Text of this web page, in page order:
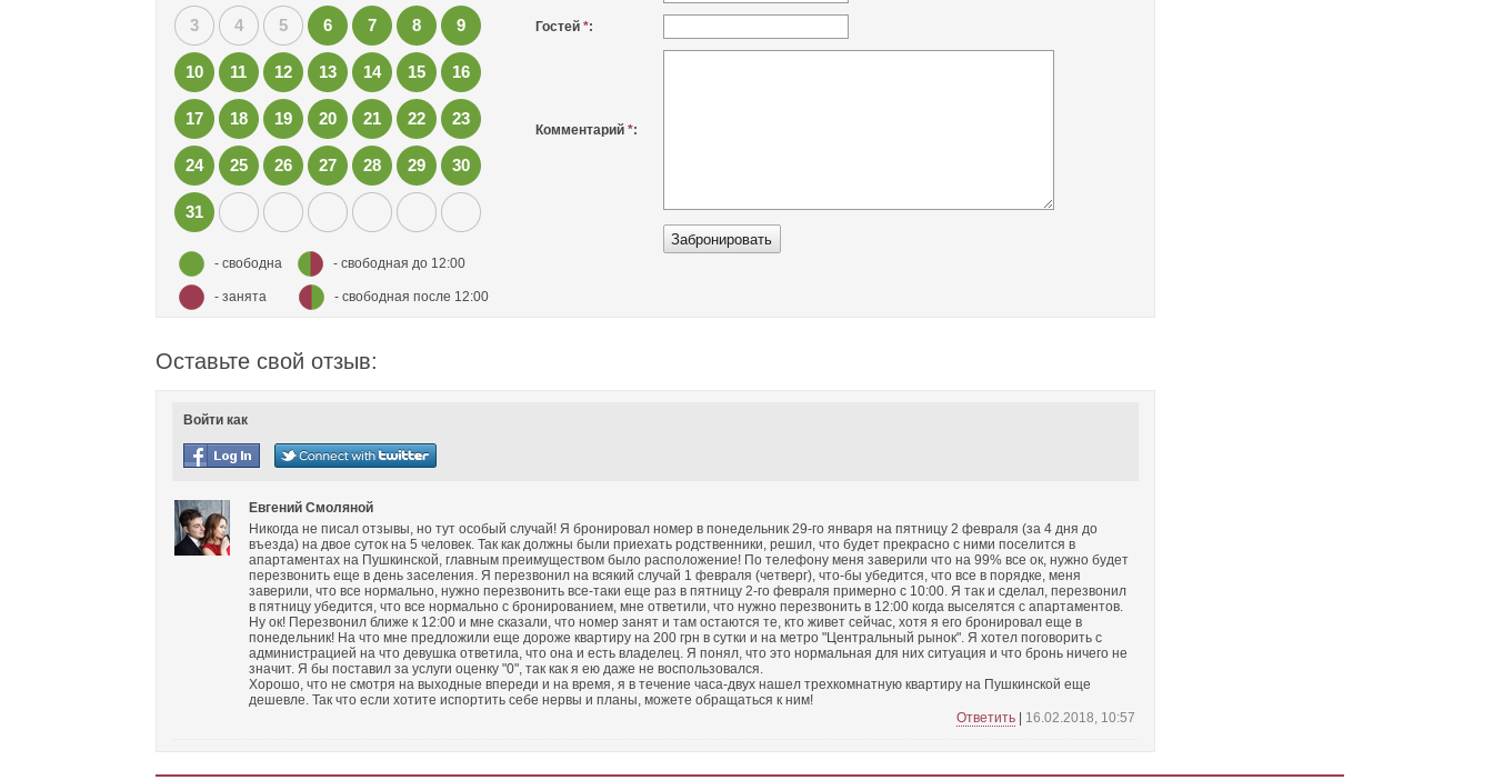
3 4 5 6 7 8 9
10 11 12 13 14 15 16
17 18 19 20 21 22 23
24 25 26 27 28 29 30
31
- свободна - свободная до 12:00
- занята - свободная после 12:00
Гостей *:
Комментарий *:
Оставьте свой отзыв:
Войти как
Евгений Смоляной
Никогда не писал отзывы, но тут особый случай! Я бронировал номер в понедельник 29-го января на пятницу 2 февраля (за 4 дня до
въезда) на двое суток на 5 человек. Так как должны были приехать родственники, решил, что будет прекрасно с ними поселится в
апартаментах на Пушкинской, главным преимуществом было расположение! По телефону меня заверили что на 99% все ок, нужно будет
перезвонить еще в день заселения. Я перезвонил на всякий случай 1 февраля (четверг), что-бы убедится, что все в порядке, меня
заверили, что все нормально, нужно перезвонить все-таки еще раз в пятницу 2-го февраля примерно с 10:00. Я так и сделал, перезвонил
в пятницу убедится, что все нормально с бронированием, мне ответили, что нужно перезвонить в 12:00 когда выселятся с апартаментов.
Ну ок! Перезвонил ближе к 12:00 и мне сказали, что номер занят и там остаются те, кто живет сейчас, хотя я его бронировал еще в
понедельник! На что мне предложили еще дороже квартиру на 200 грн в сутки и на метро "Центральный рынок". Я хотел поговорить с
администрацией на что девушка ответила, что она и есть владелец. Я понял, что это нормальная для них ситуация и что бронь ничего не
значит. Я бы поставил за услуги оценку "0", так как я ею даже не воспользовался.
Хорошо, что не смотря на выходные впереди и на время, я в течение часа-двух нашел трехкомнатную квартиру на Пушкинской еще
дешевле. Так что если хотите испортить себе нервы и планы, можете обращаться к ним!
Ответить| 16.02.2018, 10:57